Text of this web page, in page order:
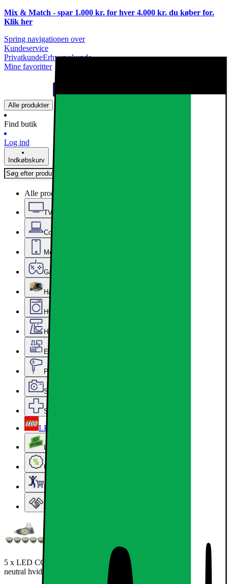
Mix & Match - spar 1.000 kr. for hver 4.000 kr. du køber for.
Klik her
Spring navigationen over
Kundeservice
PrivatkundeErhvervskunde
Mine favoritter
Alle produkter
Find butik
Log ind
Indkøbskurv
Alle produkter
TV, Lyd & Smart Home
Computer & Kontor
Mobil, Tablet & Smartwatch
Gaming
Hardware
Hvidevarer
Hjem, Rengøring & Køkkenudstyr
Epoq køkken & bryggers
Personlig pleje, Skønhed & Velvære
Sport, Fritid & Hobby
Services & tilbehør
LEGO
Lageroprydning
Ugens tilbud - og andre gode priser
Elgigantens Kundeklub
Elgiganten Erhverv
5 x LED COB GU10 spotlight pære lamper forsænket projektører
neutral hvid 9W